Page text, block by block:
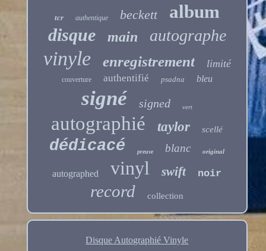
tcr authentique beckett album
disque main autographe
vinyle enregistrement limité
couverture authentifié psadna bleu
signé signed vert
autographié taylor scellé
dédicacé preuve blanc original
autographed vinyl swift noir
record collection
Disque Autographié Vinyle